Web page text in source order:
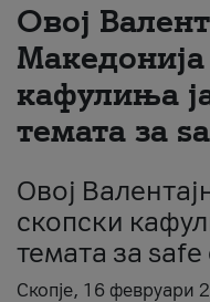
Овој
кафулиња
темата за
Овој
скопски
темата за
Скопје, 16 февруари